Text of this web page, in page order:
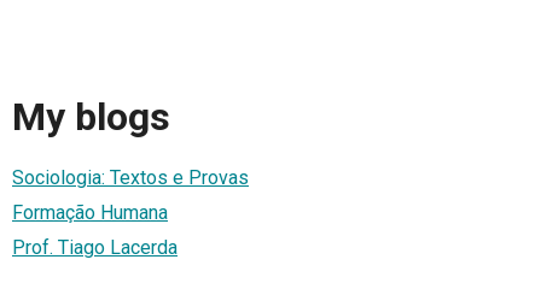
My blogs
Sociologia: Textos e Provas
Formação Humana
Prof. Tiago Lacerda